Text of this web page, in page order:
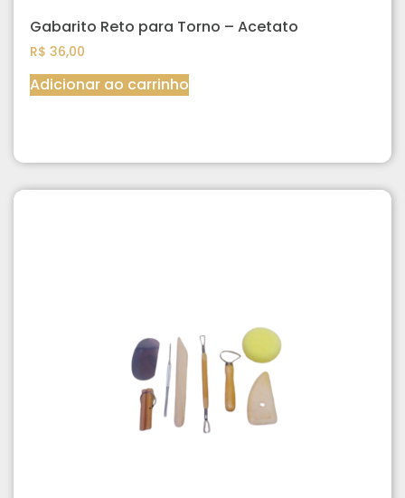
Gabarito Reto para Torno – Acetato
R$ 36,00
Adicionar ao carrinho